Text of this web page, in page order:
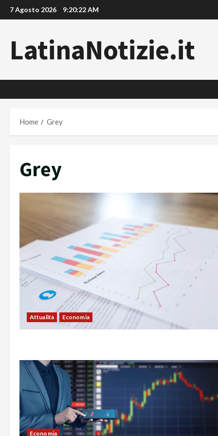
al
7 Agosto 2026 9:20:23 AM
LatinaNotizie.it
Home Grey
Grey
Attualità Economia
Economia